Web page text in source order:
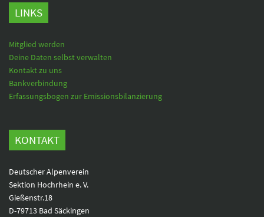
LINKS
Mitglied werden
Deine Daten selbst verwalten
Kontakt zu uns
Bankverbindung
Erfassungsbogen zur Emissionsbilanzierung
KONTAKT
Deutscher Alpenverein
Sektion Hochrhein e. V.
Gießenstr.18
D-79713 Bad Säckingen